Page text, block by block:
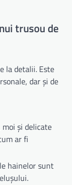
trusou de
la detalii. Este
dar și de
și delicate
ar fi
hainelor sunt